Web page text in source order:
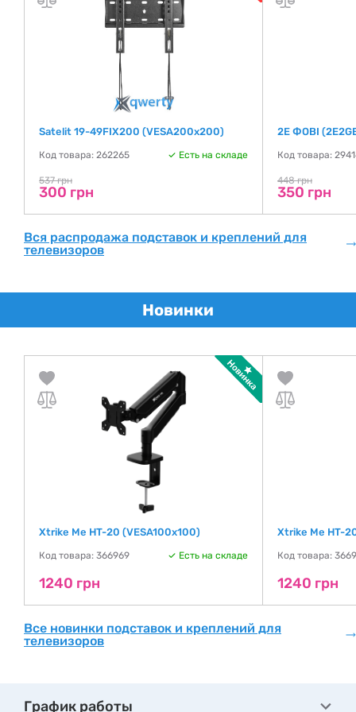
Satelit 19-49FIX200 (VESA200х200)
Код товара: 262265 Есть на складе
537 грн
300 грн
2E ФОВІ
Код товара:
448 грн
350 грн
Вся распродажа подставок и креплений для
телевизоров
Новинки
Xtrike Me HT-20 (VESA100х100)
Код товара: 366969 Есть на складе
1240 грн
Xtrike Me HT-
Код товара:
1240 грн
Все новинки подставок и креплений для
телевизоров
График работы